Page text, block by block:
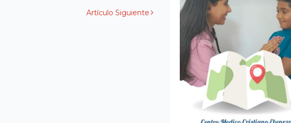
Artículo Siguiente